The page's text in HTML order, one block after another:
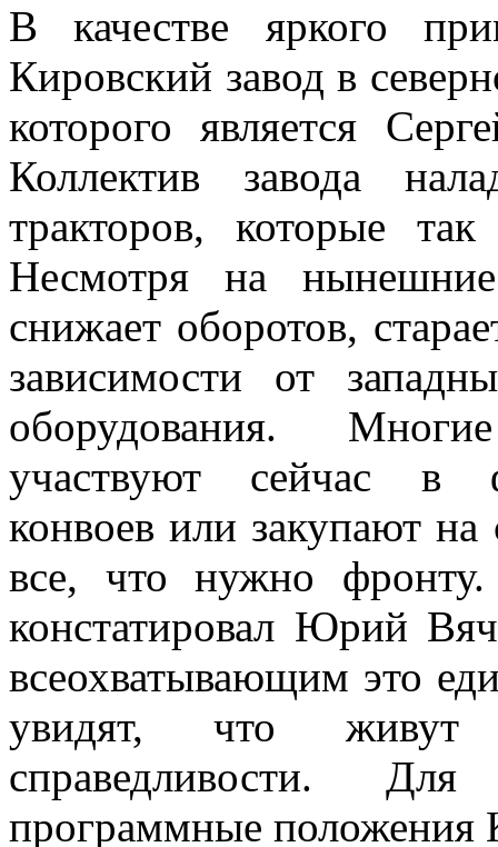
В качестве яркого
Кировский завод в
которого является
Коллектив завода
тракторов, которые
Несмотря на
снижает оборотов,
зависимости от
оборудования.
участвуют сейчас в
конвоев или закупают на
все, что нужно
констатировал Юрий
всеохватывающим это
увидят, что живут
справедливости.
программные